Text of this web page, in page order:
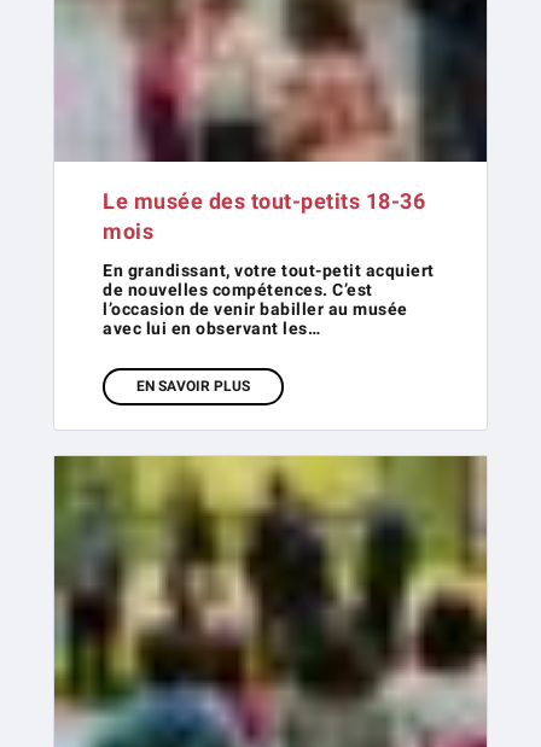
Le musée des tout-petits 18-36
mois
En grandissant, votre tout-petit acquiert
de nouvelles compétences. C’est
l’occasion de venir babiller au musée
avec lui en observant les…
EN SAVOIR PLUS